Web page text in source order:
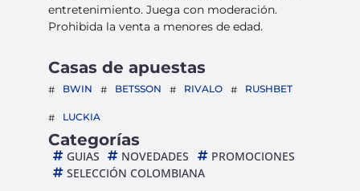
entretenimiento. Juega con moderación.
Prohibida la venta a menores de edad.
Casas de apuestas
BWIN BETSSON RIVALO RUSHBET
LUCKIA
Categorías
GUIAS NOVEDADES
PROMOCIONES
SELECCIÓN COLOMBIANA